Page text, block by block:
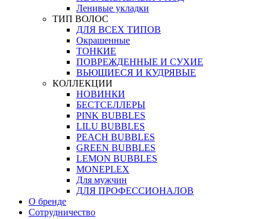
Ленивые укладки
ТИП ВОЛОС
ДЛЯ ВСЕХ ТИПОВ
Окрашенные
ТОНКИЕ
ПОВРЕЖДЕННЫЕ И СУХИЕ
ВЬЮЩИЕСЯ И КУДРЯВЫЕ
КОЛЛЕКЦИИ
НОВИНКИ
БЕСТСЕЛЛЕРЫ
PINK BUBBLES
LILU BUBBLES
PEACH BUBBLES
GREEN BUBBLES
LEMON BUBBLES
MONEPLEX
Для мужчин
ДЛЯ ПРОФЕССИОНАЛОВ
О бренде
Сотрудничество